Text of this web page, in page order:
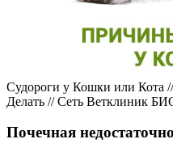
Судороги у Кошки или Кота
Делать // Сеть Ветклиник
Почечная